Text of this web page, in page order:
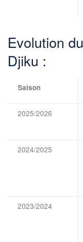
Evolution
Djiku :
Saison
2025/2026
2024/2025
2023/2024